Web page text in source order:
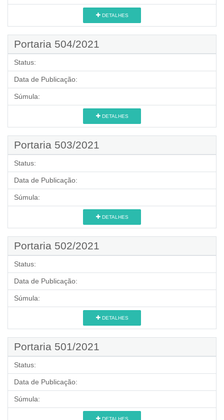
DETALHES
Portaria 504/2021
Status:
Data de Publicação:
Súmula:
DETALHES
Portaria 503/2021
Status:
Data de Publicação:
Súmula:
DETALHES
Portaria 502/2021
Status:
Data de Publicação:
Súmula:
DETALHES
Portaria 501/2021
Status:
Data de Publicação:
Súmula:
DETALHES